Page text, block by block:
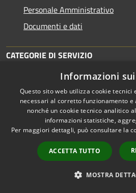
Personale Amministrativo
Documenti e dati
CATEGORIE DI SERVIZIO
Anagrafe e stato civile
Cultura e tempo libero
Vita lavorativa
Imprese e Commercio
Appalti pubblici
Catasto e urbanistica
Mobilità e trasporti
Informazioni
Questo sito web utilizza cookie
necessari al corretto funzionamento e
nonché un cookie tecnico analitico
informazioni statistiche,
Per maggiori dettagli, può consultare la
ACCETTA TUTTO
MOSTRA